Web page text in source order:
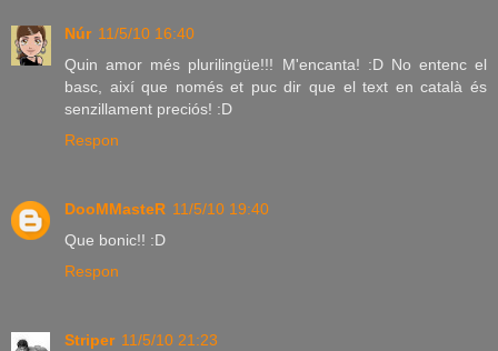
Núr 11/5/10 16:40
Quin amor més plurilingüe!!! M'encanta! :D No entenc el
basc, així que només et puc dir que el text en català és
senzillament preciós! :D
Respon
DooMMasteR 11/5/10 19:40
Que bonic!! :D
Respon
Striper 11/5/10 21:23